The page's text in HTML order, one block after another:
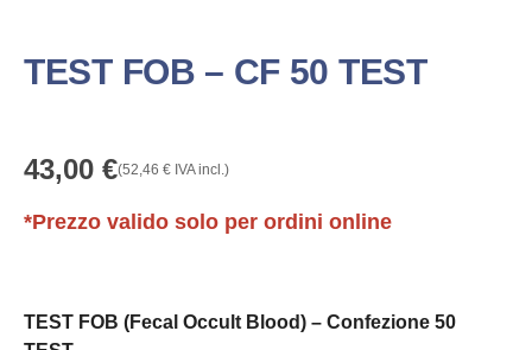
TEST FOB – CF 50 TEST
43,00 €(52,46 € IVA incl.)
*Prezzo valido solo per ordini online
TEST FOB (Fecal Occult Blood) – Confezione 50